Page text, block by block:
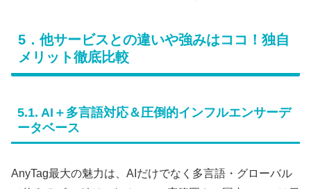
5．他サービスとの違いや強みはココ！独自
メリット徹底比較
5.1. AI＋多言語対応＆圧倒的インフルエンサーデ
ータベース
AnyTag最大の魅力は、AIだけでなく多言語・グローバル